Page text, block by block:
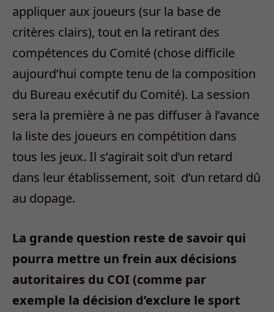
appliquer aux joueurs (sur la base de
critères clairs), tout en la retirant des
compétences du Comité (chose difficile
aujourd’hui compte tenu de la composition
du Bureau exécutif du Comité). La session
sera la première à ne pas diffuser à l’avance
la liste des joueurs en compétition dans
tous les jeux. Il s’agirait soit d’un retard
dans leur établissement, soit d’un retard dû
au dopage.
La grande question reste de savoir qui
pourra mettre un frein aux décisions
autoritaires du COI (comme par
exemple la décision d’exclure le sport